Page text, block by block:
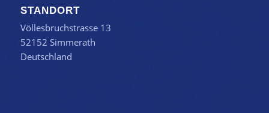
STANDORT
Völlesbruchstrasse 13
52152 Simmerath
Deutschland